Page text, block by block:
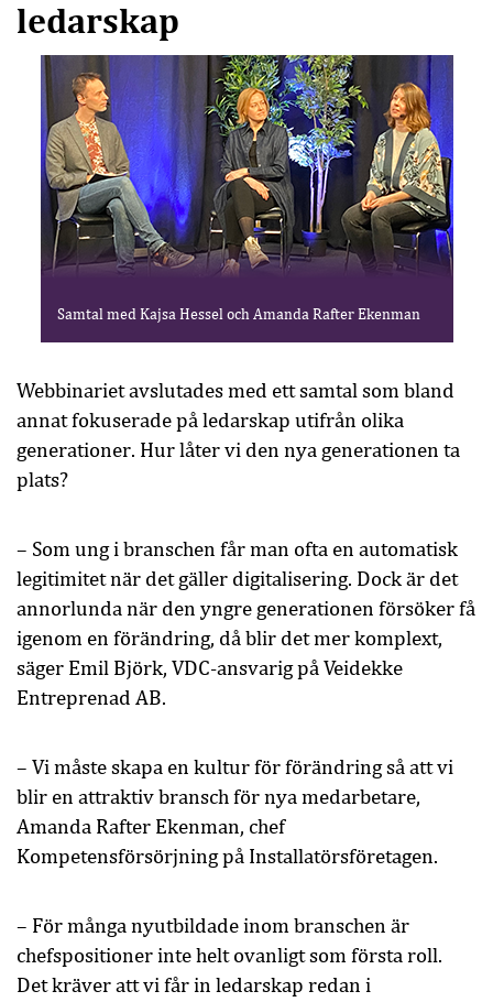
ledarskap
Samtal med Kajsa Hessel och Amanda Rafter Ekenman
Webbinariet avslutades med ett samtal som bland
annat fokuserade på ledarskap utifrån olika
generationer. Hur låter vi den nya generationen ta
plats?
– Som ung i branschen får man ofta en automatisk
legitimitet när det gäller digitalisering. Dock är det
annorlunda när den yngre generationen försöker få
igenom en förändring, då blir det mer komplext,
säger Emil Björk, VDC-ansvarig på Veidekke
Entreprenad AB.
– Vi måste skapa en kultur för förändring så att vi
blir en attraktiv bransch för nya medarbetare,
Amanda Rafter Ekenman, chef
Kompetensförsörjning på Installatörsföretagen.
– För många nyutbildade inom branschen är
chefspositioner inte helt ovanligt som första roll.
Det kräver att vi får in ledarskap redan i